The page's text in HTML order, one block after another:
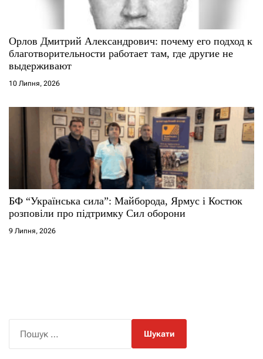
Орлов Дмитрий Александрович: почему его подход к
благотворительности работает там, где другие не
выдерживают
10 Липня, 2026
БФ “Українська сила”: Майборода, Ярмус і Костюк
розповіли про підтримку Сил оборони
9 Липня, 2026